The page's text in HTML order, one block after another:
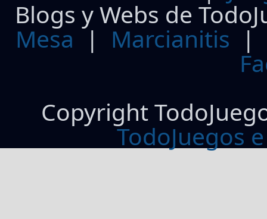
Blogs y Webs de
Mesa | Marcianitis |
Copyright
TodoJuegos